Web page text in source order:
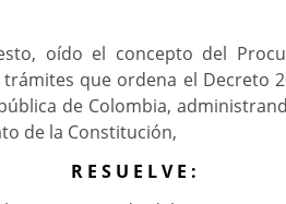
oído el concepto del
que ordena el Decreto
de Colombia,
de la Constitución,
R E S U E L V E :